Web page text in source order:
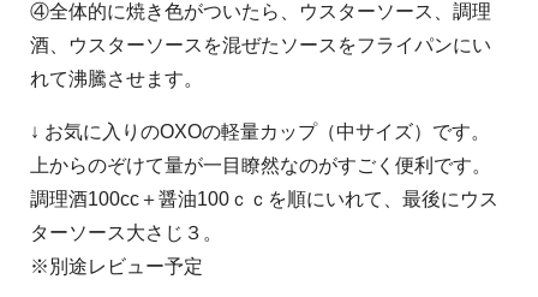
④全体的に焼き色がついたら、ウスターソース、調理
酒、ウスターソースを混ぜたソースをフライパンにい
れて沸騰させます。
↓ お気に入りのOXOの軽量カップ（中サイズ）です。
上からのぞけて量が一目瞭然なのがすごく便利です。
調理酒100cc＋醤油100ｃｃを順にいれて、最後にウス
ターソース大さじ３。
※別途レビュー予定